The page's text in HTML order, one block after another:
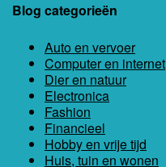
Blog categorieën
Auto en vervoer
Computer en internet
Dier en natuur
Electronica
Fashion
Financieel
Hobby en vrije tijd
Huis, tuin en wonen